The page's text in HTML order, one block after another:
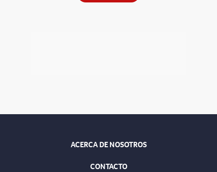
ACERCA DE NOSOTROS
CONTACTO